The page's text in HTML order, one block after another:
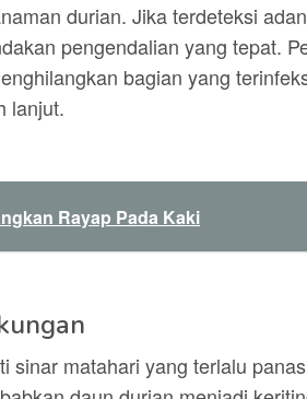
durian. Jika terdeteksi
pengendalian yang tepat.
bagian yang
lanjut.
Rayap Pada Kaki
sinar matahari yang terlalu